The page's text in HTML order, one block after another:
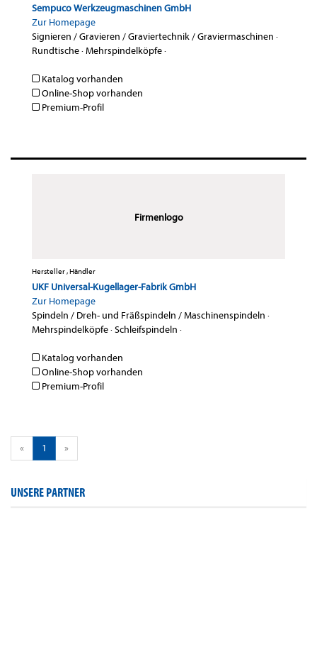
Sempuco Werkzeugmaschinen GmbH
Zur Homepage
Signieren / Gravieren / Graviertechnik / Graviermaschinen ·
Rundtische·Mehrspindelköpfe·
Katalog vorhanden
Online-Shop vorhanden
Premium-Profil
Firmenlogo
Hersteller , Händler
UKF Universal-Kugellager-Fabrik GmbH
Zur Homepage
Spindeln / Dreh- und Fräßspindeln / Maschinenspindeln ·
Mehrspindelköpfe·Schleifspindeln ·
Katalog vorhanden
Online-Shop vorhanden
Premium-Profil
« 1 »
UNSERE PARTNER